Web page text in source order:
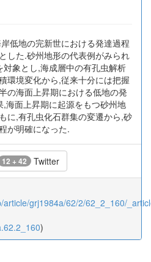
低地の完新世における発達過程
した.砂州地形の代表例がみられ
象とし,海成層中の有孔虫解析
環境変化から,従来十分には把握
の海面上昇期における低地の発
海面上昇期に起源をもつ砂州地
に,有孔虫化石群集の変遷から,砂
が明確になった.
12 + 42 Twitter
article/grj1984a/62/2/62_2_160/
)